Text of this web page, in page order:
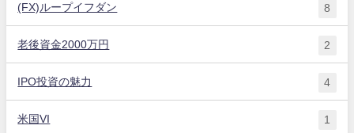
(FX)ループイフダン 8
老後資金2000万円 2
IPO投資の魅力 4
米国VI 1